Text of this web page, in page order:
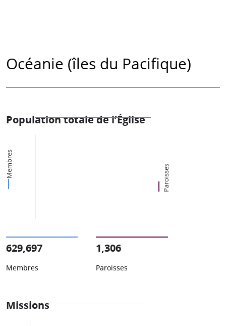
Océanie (îles du Pacifique)
Population totale de l’Église
Membres Paroisses
629,697
Membres
1,306
Paroisses
Missions